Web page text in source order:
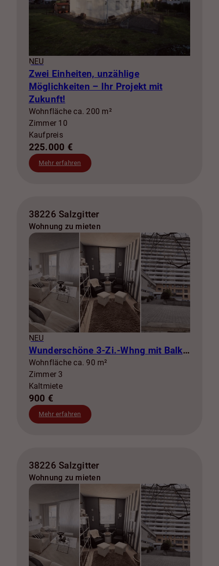
NEU
Zwei Einheiten, unzählige
Möglichkeiten – Ihr Projekt mit
Zukunft!
Wohnfläche ca. 200 m²
Zimmer 10
Kaufpreis
225.000 €
Mehr erfahren
38226 Salzgitter
Wohnung zu mieten
NEU
Wunderschöne 3-Zi.-Whng mit Balkon zur Miete! SZ-Lebenstedt
Wohnfläche ca. 90 m²
Zimmer 3
Kaltmiete
900 €
Mehr erfahren
38226 Salzgitter
Wohnung zu mieten